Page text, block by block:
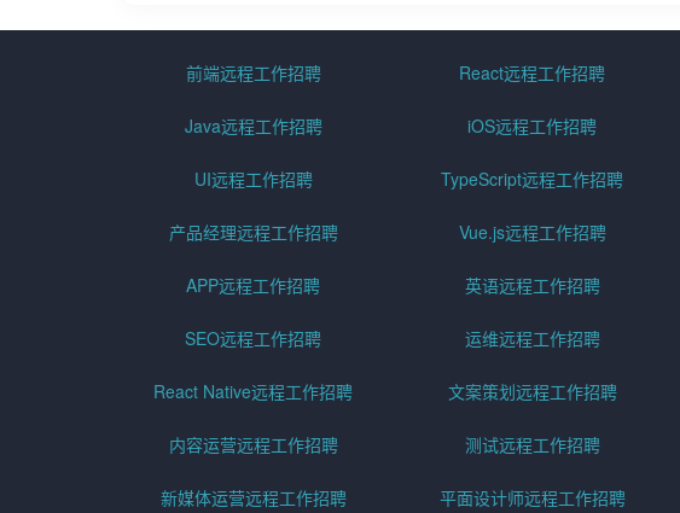
前端远程工作招聘 React远程工作招聘
Java远程工作招聘 iOS远程工作招聘
UI远程工作招聘 TypeScript远程工作招聘
产品经理远程工作招聘 Vue.js远程工作招聘
APP远程工作招聘 英语远程工作招聘
SEO远程工作招聘 运维远程工作招聘
React Native远程工作招聘 文案策划远程工作招聘
内容运营远程工作招聘 测试远程工作招聘
新媒体运营远程工作招聘 平面设计师远程工作招聘